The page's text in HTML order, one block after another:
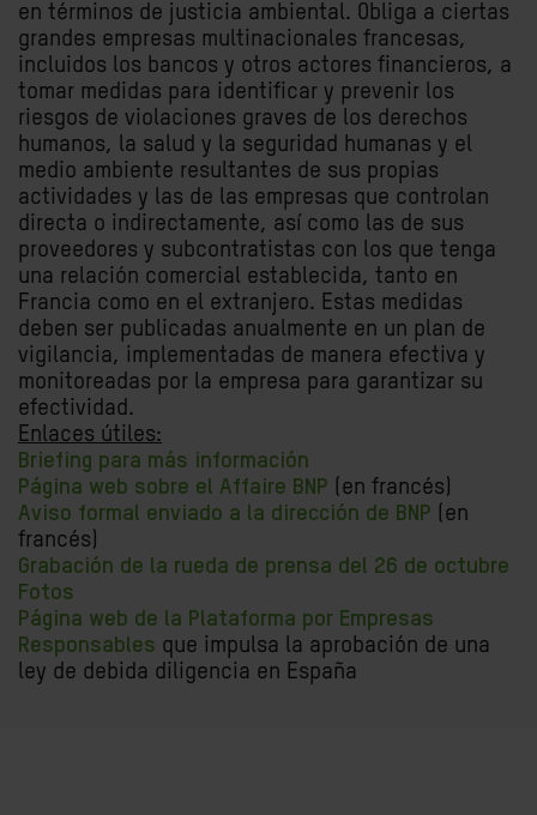
en términos de justicia ambiental. Obliga a ciertas
grandes empresas multinacionales francesas,
incluidos los bancos y otros actores financieros, a
tomar medidas para identificar y prevenir los
riesgos de violaciones graves de los derechos
humanos, la salud y la seguridad humanas y el
medio ambiente resultantes de sus propias
actividades y las de las empresas que controlan
directa o indirectamente, así como las de sus
proveedores y subcontratistas con los que tenga
una relación comercial establecida, tanto en
Francia como en el extranjero. Estas medidas
deben ser publicadas anualmente en un plan de
vigilancia, implementadas de manera efectiva y
monitoreadas por la empresa para garantizar su
efectividad.
Enlaces útiles:
Briefing para más información
Página web sobre el Affaire BNP (en francés)
Aviso formal enviado a la dirección de BNP (en
francés)
Grabación de la rueda de prensa del 26 de octubre
Fotos
Página web de la Plataforma por Empresas
Responsables que impulsa la aprobación de una
ley de debida diligencia en España